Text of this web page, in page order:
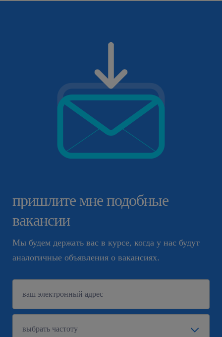
пришлите мне подобные
вакансии
Мы будем держать вас в курсе, когда у нас будут
аналогичные объявления о вакансиях.